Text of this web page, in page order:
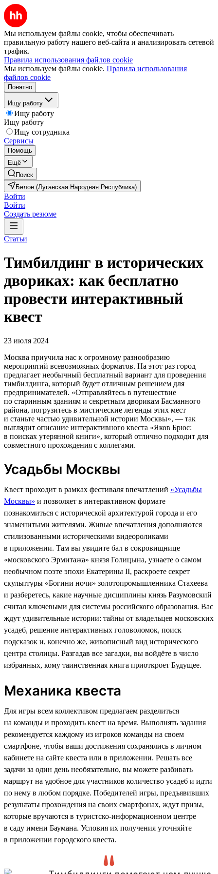
Мы используем файлы cookie, чтобы обеспечивать
правильную работу нашего веб-сайта и анализировать сетевой
трафик.
Правила использования файлов cookie
Мы используем файлы cookie. Правила использования
файлов cookie
Понятно
Ищу работу
Ищу работу
Ищу работу
Ищу сотрудника
Сервисы
Помощь
Ещё
Поиск
Белое (Луганская Народная Республика)
Войти
Войти
Создать резюме
Статьи
Тимбилдинг в исторических
двориках: как бесплатно
провести интерактивный
квест
23 июля 2024
Москва приучила нас к огромному разнообразию
мероприятий всевозможных форматов. На этот раз город
предлагает необычный бесплатный вариант для проведения
тимбилдинга, который будет отличным решением для
предпринимателей. «Отправляйтесь в путешествие
по старинным зданиям и секретным дворикам Басманного
района, погрузитесь в мистические легенды этих мест
и станьте частью удивительной истории Москвы», — так
выглядит описание интерактивного квеста «Яков Брюс:
в поисках утерянной книги», который отлично подходит для
совместного прохождения с коллегами.
Усадьбы Москвы
Квест проходит в рамках фестиваля впечатлений «Усадьбы
Москвы» и позволяет в интерактивном формате
познакомиться с исторической архитектурой города и его
знаменитыми жителями. Живые впечатления дополняются
стилизованными историческими видеороликами
в приложении. Там вы увидите бал в сокровищнице
«московского Эрмитажа» князя Голицына, узнаете о самом
необычном поэте эпохи Екатерины II, раскроете секрет
скульптуры «Богини ночи» золотопромышленника Стахеева
и разберетесь, какие научные дисциплины князь Разумовский
считал ключевыми для системы российского образования. Вас
ждут удивительные истории: тайны от владельцев московских
усадеб, решение интерактивных головоломок, поиск
подсказок и, конечно же, живописный вид исторического
центра столицы. Разгадав все загадки, вы войдёте в число
избранных, кому таинственная книга приоткроет Будущее.
Механика квеста
Для игры всем коллективом предлагаем разделиться
на команды и проходить квест на время. Выполнять задания
рекомендуется каждому из игроков команды на своем
смартфоне, чтобы ваши достижения сохранялись в личном
кабинете на сайте квеста или в приложении. Решать все
задачи за один день необязательно, вы можете разбивать
маршрут на удобное для участников количество усадеб и идти
по нему в любом порядке. Победителей игры, предъявивших
результаты прохождения на своих смартфонах, ждут призы,
которые вручаются в туристско-информационном центре
в саду имени Баумана. Условия их получения уточняйте
в приложении городского квеста.